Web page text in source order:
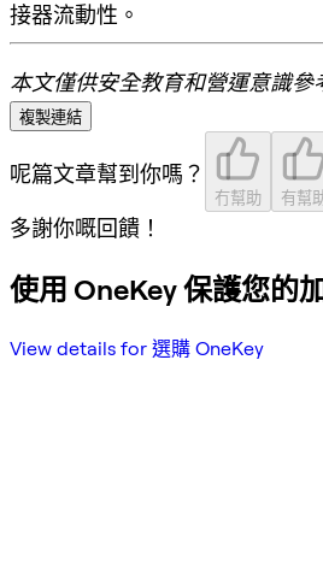
接器流動性。
本文僅供安全教育和營運意識參
複製連結
呢篇文章幫到你嗎？
冇幫助 有幫
多謝你嘅回饋！
使用 OneKey 保護您的
View details for 選購 OneKey